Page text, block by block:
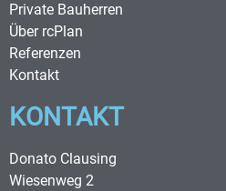
Private Bauherren
Über rcPlan
Referenzen
Kontakt
KONTAKT
Donato Clausing
Wiesenweg 2